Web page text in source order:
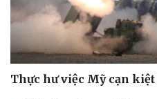
Thực hư việc Mỹ cạn